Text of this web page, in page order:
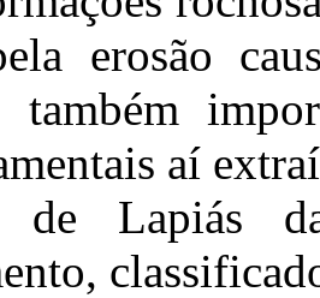
erosão
também
aí
de Lapiás